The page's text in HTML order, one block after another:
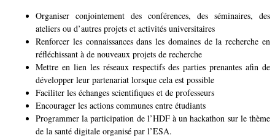
Organiser conjointement des conférences, des séminaires, des
ateliers ou d’autres projets et activités universitaires
Renforcer les connaissances dans les domaines de la recherche en
réfléchissant à de nouveaux projets de recherche
Mettre en lien les réseaux respectifs des parties prenantes afin de
développer leur partenariat lorsque cela est possible
Faciliter les échanges scientifiques et de professeurs
Encourager les actions communes entre étudiants
Programmer la participation de l’HDF à un hackathon sur le thème
de la santé digitale organisé par l’ESA.